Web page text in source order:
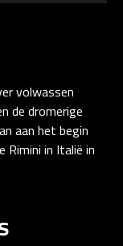
volwassen
de dromerige
aan het begin
Rimini in Italië in